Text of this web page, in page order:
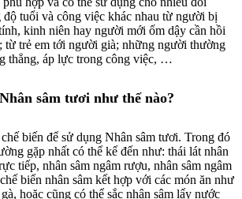
tuổi và công việc khác nhau từ người bị
kinh niên hay người mới ốm dậy cần hồi
từ trẻ em tới người già; những người thường
thẳng, áp lực trong công việc, …
sâm tươi như thế nào?
biến để sử dụng Nhân sâm tươi. Trong đó
gặp nhất có thể kể đến như: thái lát nhân
tiếp, nhân sâm ngâm rượu, nhân sâm ngâm
biến nhân sâm kết hợp với các món ăn như
hoặc cũng có thể sắc nhân sâm lấy nước